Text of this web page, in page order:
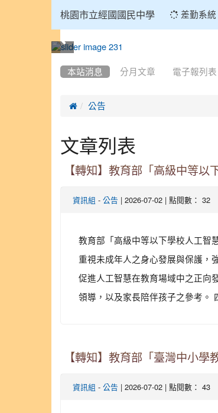
桃園市立經國國民中學 差勤系統
本站消息 分月文章 電子報列表
 公告
文章列表
【轉知】教育部「高級中等
資訊組 - 公告 | 2026-07-02 | 點閱數： 32
教育部「高級中等以下學校人工智
重視未成年人之身心發展與保護，
促進人工智慧在教育場域中之正向
領導，以及家長陪伴孩子之參考。
【轉知】教育部「臺灣中小學
資訊組 - 公告 | 2026-07-02 | 點閱數： 43